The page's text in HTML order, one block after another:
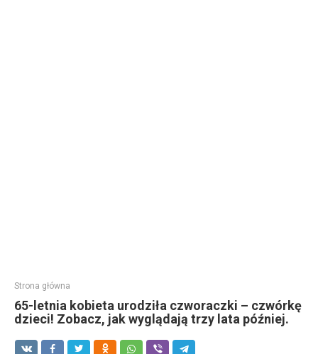
Strona główna
65-letnia kobieta urodziła czworaczki – czwórkę
dzieci! Zobacz, jak wyglądają trzy lata później.